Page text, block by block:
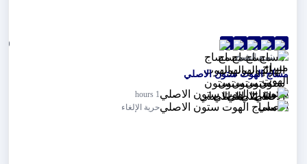
(0)
شرم الشيخ
مساج الهوت ستون الاصلي
1 hours
حرية الإلغاء